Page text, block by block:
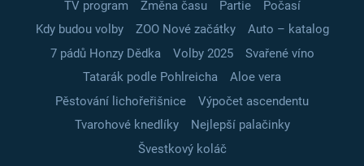
TV program
Změna času Partie
Počasí
Kdy budou volby
ZOO Nové začátky
Auto – katalog
7 pádů Honzy Dědka
Volby 2025
Svařené víno
Tatarák podle Pohlreicha
Aloe vera
Pěstování lichořeřišnice
Výpočet ascendentu
Tvarohové knedlíky
Nejlepší palačinky
Švestkový koláč